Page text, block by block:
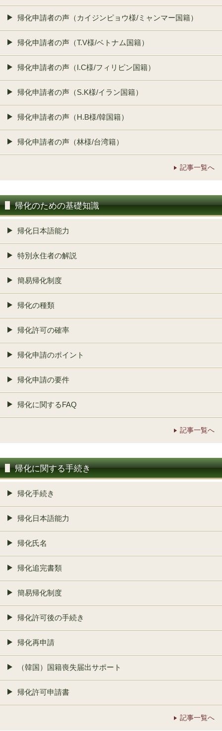
帰化申請者の声（カイジンピョウ様/ミャンマー国籍）
帰化申請者の声（T.V様/ベトナム国籍）
帰化申請者の声（I.C様/フィリピン国籍）
帰化申請者の声（S.K様/イラン国籍）
帰化申請者の声（H.B様/韓国籍）
帰化申請者の声（林様/台湾籍）
記事一覧へ
帰化のための基礎知識
帰化日本語能力
特別永住者の解説
簡易帰化制度
帰化の種類
帰化許可の確率
帰化申請のポイント
帰化申請の要件
帰化に関するFAQ
記事一覧へ
帰化に関する手続き
帰化手続き
帰化日本語能力
帰化氏名
帰化追完書類
簡易帰化制度
帰化許可後の手続き
帰化再申請
（韓国）国籍喪失届出サポート
帰化許可申請書
記事一覧へ